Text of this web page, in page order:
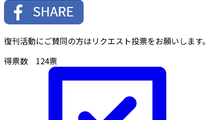
復刊活動にご賛同の方はリクエスト投票をお願いします。
得票数 124票